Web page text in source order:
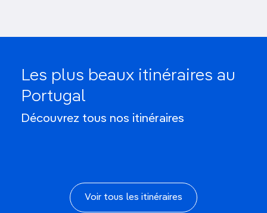
Les plus beaux itinéraires au
Portugal
Découvrez tous nos itinéraires
Le Portugal en 10 jours
Voir tous les itinéraires